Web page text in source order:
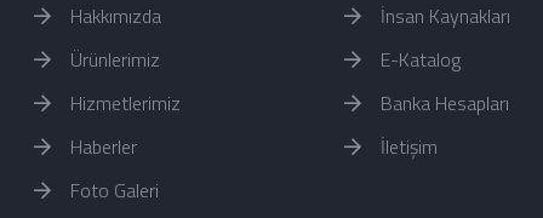
Hakkımızda
Ürünlerimiz
Hizmetlerimiz
Haberler
Foto Galeri
İnsan Kaynakları
E-Katalog
Banka Hesapları
İletişim